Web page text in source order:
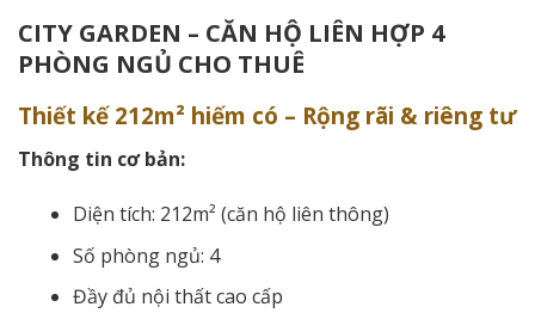
CITY GARDEN – CĂN HỘ LIÊN HỢP 4
PHÒNG NGỦ CHO THUÊ
Thiết kế 212m² hiếm có – Rộng rãi & riêng tư
Thông tin cơ bản:
Diện tích: 212m² (căn hộ liên thông)
Số phòng ngủ: 4
Đầy đủ nội thất cao cấp